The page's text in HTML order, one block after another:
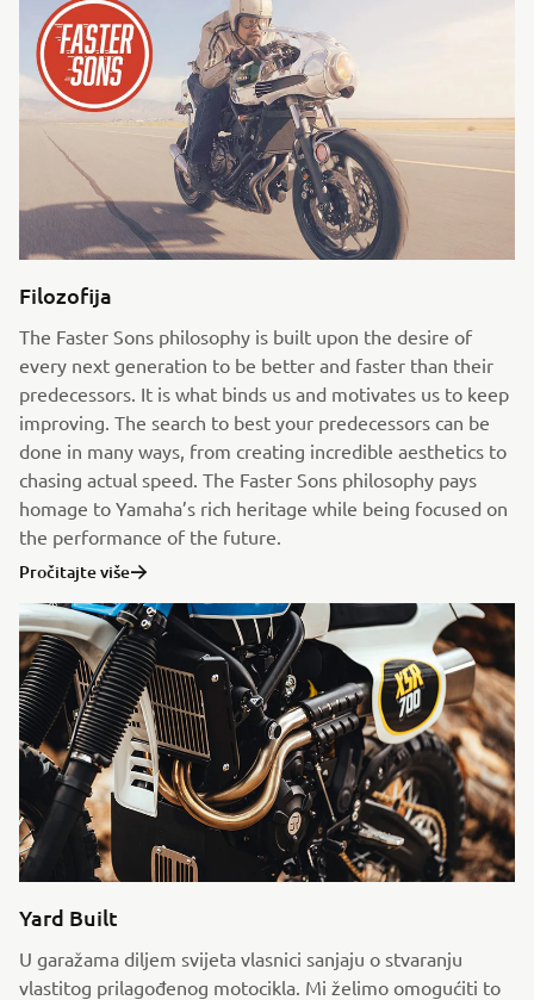
Filozofija
The Faster Sons philosophy is built upon the desire of
every next generation to be better and faster than their
predecessors. It is what binds us and motivates us to keep
improving. The search to best your predecessors can be
done in many ways, from creating incredible aesthetics to
chasing actual speed. The Faster Sons philosophy pays
homage to Yamaha’s rich heritage while being focused on
the performance of the future.
Pročitajte više
Yard Built
U garažama diljem svijeta vlasnici sanjaju o stvaranju
vlastitog prilagođenog motocikla. Mi želimo omogućiti to